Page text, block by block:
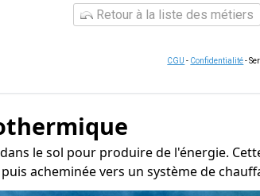
Retour à la liste des métiers
CGU - Confidentialité-
le sol pour produire de l'énergie.
acheminée vers un système de